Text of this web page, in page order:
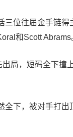
三位往届金手链得
和Scott Abrams
局，短码全下撞
全下，被对手打出